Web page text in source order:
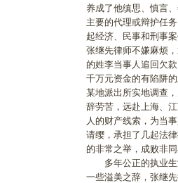
养成了他缜思、慎言
主要的代理或辩护任
起经济、民事和刑事
张继先律师不嫌麻烦
的姓李当事人追回欠
千万元资金的有陷阱
某地派出所实地调查
辞劳苦，远赴上海、
人的财产线索，为当
请缨，承担了几起法
的非常之举，成败非
多年公正的执业生
一些溢美之辞，张继